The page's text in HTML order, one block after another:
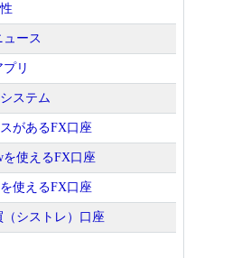
ース
リ
ステム
があるFX口座
を使えるFX口座
使えるFX口座
シストレ）口座